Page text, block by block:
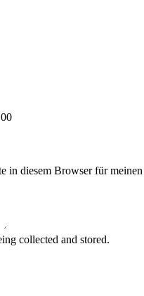
in diesem Browser für meinen
collected and stored.